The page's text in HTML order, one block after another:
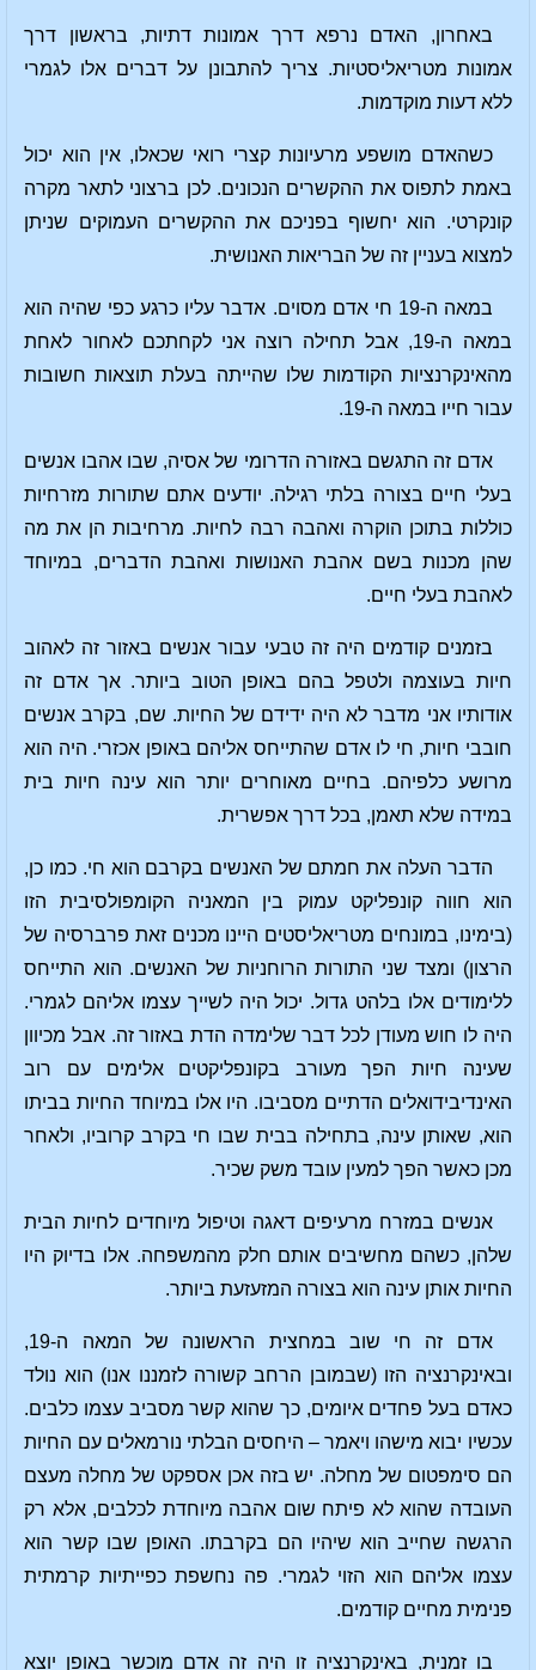
באחרון, האדם נרפא דרך אמונות דתיות, בראשון דרך
אמונות מטריאליסטיות. צריך להתבונן על דברים אלו לגמרי
ללא דעות מוקדמות.
כשהאדם מושפע מרעיונות קצרי רואי שכאלו, אין הוא יכול
באמת לתפוס את ההקשרים הנכונים. לכן ברצוני לתאר מקרה
קונקרטי. הוא יחשוף בפניכם את ההקשרים העמוקים שניתן
למצוא בעניין זה של הבריאות האנושית.
במאה ה-19 חי אדם מסוים. אדבר עליו כרגע כפי שהיה הוא
במאה ה-19, אבל תחילה רוצה אני לקחתכם לאחור לאחת
מהאינקרנציות הקודמות שלו שהייתה בעלת תוצאות חשובות
עבור חייו במאה ה-19.
אדם זה התגשם באזורה הדרומי של אסיה, שבו אהבו אנשים
בעלי חיים בצורה בלתי רגילה. יודעים אתם שתורות מזרחיות
כוללות בתוכן הוקרה ואהבה רבה לחיות. מרחיבות הן את מה
שהן מכנות בשם אהבת האנושות ואהבת הדברים, במיוחד
לאהבת בעלי חיים.
בזמנים קודמים היה זה טבעי עבור אנשים באזור זה לאהוב
חיות בעוצמה ולטפל בהם באופן הטוב ביותר. אך אדם זה
אודותיו אני מדבר לא היה ידידם של החיות. שם, בקרב אנשים
חובבי חיות, חי לו אדם שהתייחס אליהם באופן אכזרי. היה הוא
מרושע כלפיהם. בחיים מאוחרים יותר הוא עינה חיות בית
במידה שלא תאמן, בכל דרך אפשרית.
הדבר העלה את חמתם של האנשים בקרבם הוא חי. כמו כן,
הוא חווה קונפליקט עמוק בין המאניה הקומפולסיבית הזו
(בימינו, במונחים מטריאליסטים היינו מכנים זאת פרברסיה של
הרצון) ומצד שני התורות הרוחניות של האנשים. הוא התייחס
ללימודים אלו בלהט גדול. יכול היה לשייך עצמו אליהם לגמרי.
היה לו חוש מעודן לכל דבר שלימדה הדת באזור זה. אבל מכיוון
שעינה חיות הפך מעורב בקונפליקטים אלימים עם רוב
האינדיבידואלים הדתיים מסביבו. היו אלו במיוחד החיות בביתו
הוא, שאותן עינה, בתחילה בבית שבו חי בקרב קרוביו, ולאחר
מכן כאשר הפך למעין עובד משק שכיר.
אנשים במזרח מרעיפים דאגה וטיפול מיוחדים לחיות הבית
שלהן, כשהם מחשיבים אותם חלק מהמשפחה. אלו בדיוק היו
החיות אותן עינה הוא בצורה המזעזעת ביותר.
אדם זה חי שוב במחצית הראשונה של המאה ה-19,
ובאינקרנציה הזו (שבמובן הרחב קשורה לזמננו אנו) הוא נולד
כאדם בעל פחדים איומים, כך שהוא קשר מסביב עצמו כלבים.
עכשיו יבוא מישהו ויאמר – היחסים הבלתי נורמאלים עם החיות
הם סימפטום של מחלה. יש בזה אכן אספקט של מחלה מעצם
העובדה שהוא לא פיתח שום אהבה מיוחדת לכלבים, אלא רק
הרגשה שחייב הוא שיהיו הם בקרבתו. האופן שבו קשר הוא
עצמו אליהם הוא הזוי לגמרי. פה נחשפת כפייתיות קרמתית
פנימית מחיים קודמים.
בו זמנית, באינקרנציה זו היה זה אדם מוכשר באופן יוצא